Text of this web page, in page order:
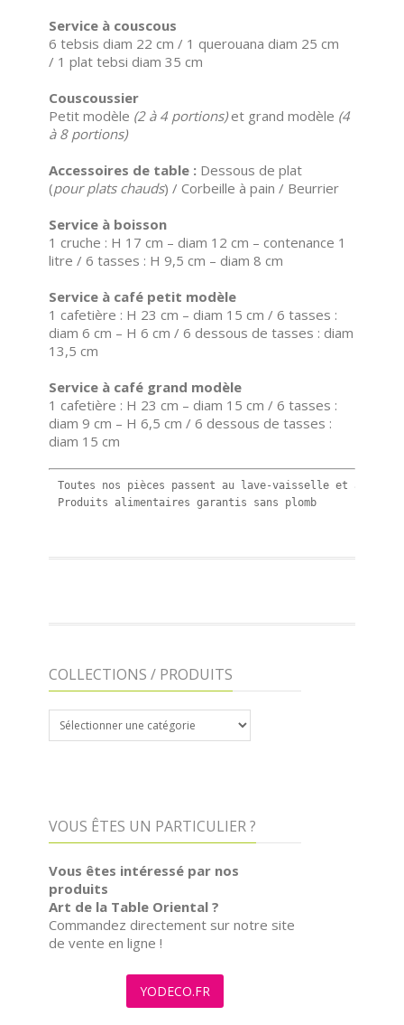
Service à couscous
6 tebsis diam 22 cm / 1 querouana diam 25 cm
/ 1 plat tebsi diam 35 cm
Couscoussier
Petit modèle (2 à 4 portions) et grand modèle (4
à 8 portions)
Accessoires de table : Dessous de plat
(pour plats chauds) / Corbeille à pain / Beurrier
Service à boisson
1 cruche : H 17 cm – diam 12 cm – contenance 1
litre / 6 tasses : H 9,5 cm – diam 8 cm
Service à café petit modèle
1 cafetière : H 23 cm – diam 15 cm / 6 tasses :
diam 6 cm – H 6 cm / 6 dessous de tasses : diam
13,5 cm
Service à café grand modèle
1 cafetière : H 23 cm – diam 15 cm / 6 tasses :
diam 9 cm – H 6,5 cm / 6 dessous de tasses :
diam 15 cm
Toutes nos pièces passent au lave-vaisselle et au
Produits alimentaires garantis sans plomb
COLLECTIONS / PRODUITS
COLLECTIONS
VOUS ÊTES UN PARTICULIER ?
Vous êtes intéressé par nos
produits
Art de la Table Oriental ?
Commandez directement sur notre site
de vente en ligne !
YODECO.FR